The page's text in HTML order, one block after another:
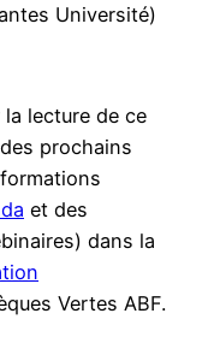
Université)
lecture de ce
prochains
et des
dans la
Vertes ABF.